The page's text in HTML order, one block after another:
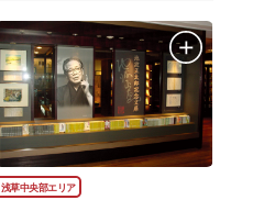
浅草中央部エリア